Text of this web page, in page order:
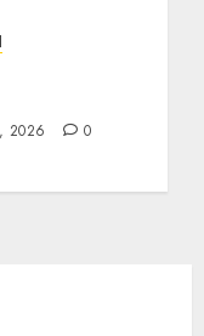
2026 0